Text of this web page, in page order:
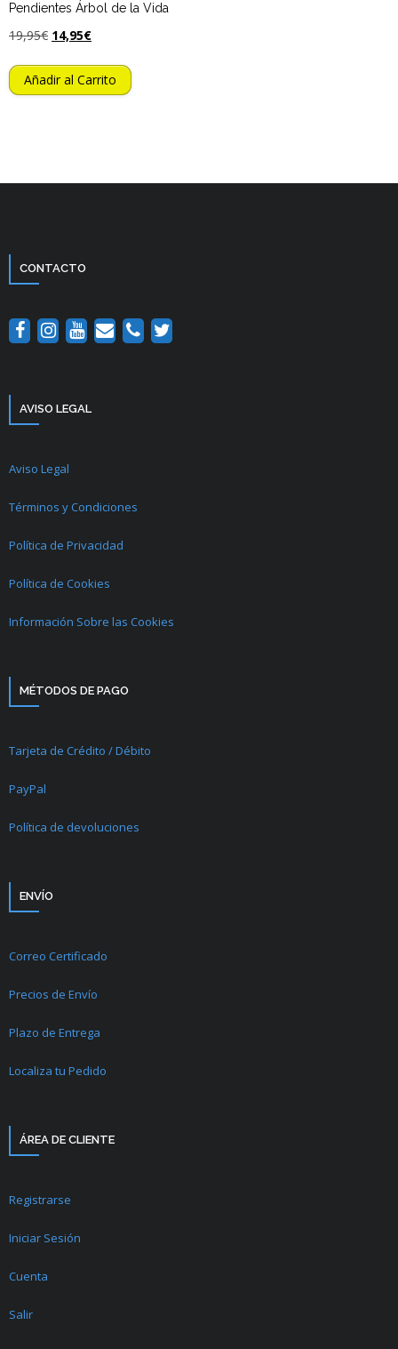
Pendientes Árbol de la Vida
19,95€ 14,95€
Añadir al Carrito
CONTACTO
AVISO LEGAL
Aviso Legal
Términos y Condiciones
Política de Privacidad
Política de Cookies
Información Sobre las Cookies
MÉTODOS DE PAGO
Tarjeta de Crédito / Débito
PayPal
Política de devoluciones
ENVÍO
Correo Certificado
Precios de Envío
Plazo de Entrega
Localiza tu Pedido
ÁREA DE CLIENTE
Registrarse
Iniciar Sesión
Cuenta
Salir